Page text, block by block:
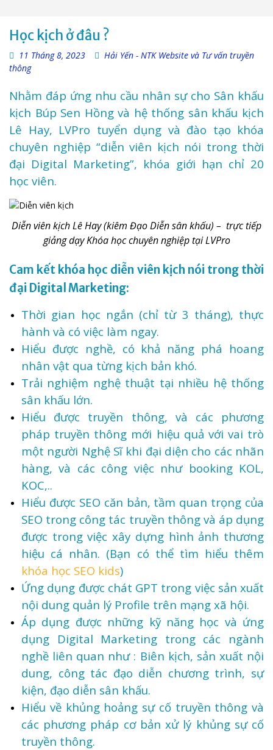
Học kịch ở đâu ?
11 Tháng 8, 2023
Hải Yến - NTK Website và Tư vấn truyền
thông
Nhằm đáp ứng nhu cầu nhân sự cho Sân khấu
kịch Búp Sen Hồng và hệ thống sân khấu kịch
Lê Hay, LVPro tuyển dụng và đào tạo khóa
chuyên nghiệp “diễn viên kịch nói trong thời
đại Digital Marketing”, khóa giới hạn chỉ 20
học viên.
Diễn viên kịch Lê Hay (kiêm Đạo Diễn sân khấu) – trực tiếp
giảng dạy Khóa học chuyên nghiệp tại LVPro
Cam kết khóa học diễn viên kịch nói trong thời
đại Digital Marketing:
Thời gian học ngắn (chỉ từ 3 tháng), thực
hành và có việc làm ngay.
Hiểu được nghề, có khả năng phá hoang
nhân vật qua từng kịch bản khó.
Trải nghiệm nghệ thuật tại nhiều hệ thống
sân khấu lớn.
Hiểu được truyền thông, và các phương
pháp truyền thông mới hiệu quả với vai trò
một người Nghệ Sĩ khi đại diện cho các nhãn
hàng, và các công việc như booking KOL,
KOC,..
Hiểu được SEO căn bản, tầm quan trọng của
SEO trong công tác truyền thông và áp dụng
được trong việc xây dựng hình ảnh thương
hiệu cá nhân. (Bạn có thể tìm hiểu thêm
khóa học SEO kids)
Ứng dụng được chát GPT trong việc sản xuất
nội dung quản lý Profile trên mạng xã hội.
Áp dụng được những kỹ năng học và ứng
dụng Digital Marketing trong các ngành
nghề liên quan như : Biên kịch, sản xuất nội
dung, công tác đạo diễn chương trình, sự
kiện, đạo diễn sân khấu.
Hiểu về khủng hoảng sự cố truyền thông và
các phương pháp cơ bản xử lý khủng sự cố
truyền thông.